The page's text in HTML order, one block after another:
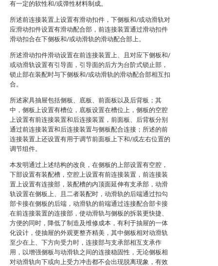
有一定的软性和/或弹性材料制成。
所述前连接装置上设置有滑动扣件，下侧板和/或动滑轨对
应滑动扣件设置有滑动配合部，前连接装置通过滑动扣件
滑动扣合在下侧板和/或动滑轨的滑动配合部上。
所述滑动扣件滑动设置在前连接装置上、且对应下侧板和/
或动滑轨设置有引导面，引导面的后方为台阶式锁止部，
锁止部在装配时与下侧板和/或动滑轨的滑动配合部相互扣
合。
所述家具抽屉包括侧板、底板、前面板以及后背板；其
中，侧板上设置有槽位，底板设置在槽位上，侧板的空腔
上设置有前连接装置和后连接装置，前面板、后背板分别
通过前连接装置和后连接装置与侧板配合连接；所述的前
连接装置上还设置有用于调节前面板上下和/或左右位置的
调节组件。
本发明通过上述结构的改良，在侧板的上部设置有空腔，
下部设置有装配槽，空腔上设置有前连接装置，前连接装
置上设置有连接部，装配槽的内顶面延伸有支承部，动滑
轨设置在侧板上、且二者装配时，动滑轨的后端通过扣勾
部卡接在侧板的后端，动滑轨的前端通过连接配合部卡接
在前连接装置的连接部，使动滑轨与侧板的拆装更快捷、
方便的同时，降低了制造及维修成本，有利于抽屉的一体
化设计，使抽屉的外观更整齐精美，其中侧板相对动滑轨
至少在上、下方向受力时，连接部与支承部相互支承作
用，以增强侧板与动滑轨之间的连接稳固性，无论侧板相
对动滑轨向下或向上受力冲击都不会出现脱离现象，有效